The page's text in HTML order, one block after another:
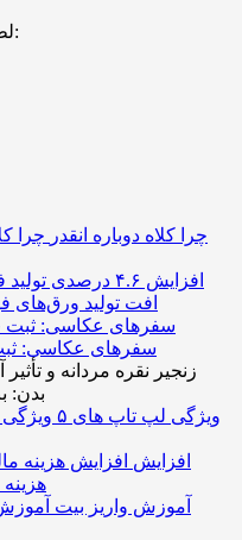
لطفا پاسخ را به عدد انگلیسی وارد کنید:
چرا کلاه دوباره انقدر
افت تولید
سفرهای عکاسی:
زنجیر نقره مردانه و
بدن:
۵ ویژگی لپ تاپ های
افزایش
هزینه
آموزش واریز بیت